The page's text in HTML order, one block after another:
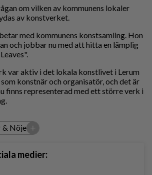
om vilken av kommunens lokaler
av konstverket.
med kommunens konstsamling. Hon
och jobbar nu med att hitta en lämplig
var aktiv i det lokala konstlivet i Lerum
konstnär och organisatör, och det är
finns representerad med ett större verk i
& Nöje +
medier: